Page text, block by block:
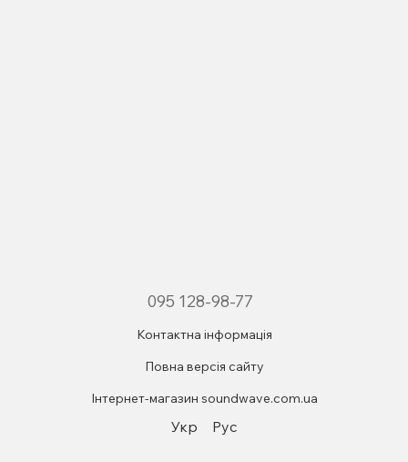
095 128-98-77
Контактна інформація
Повна версія сайту
Інтернет-магазин soundwave.com.ua
Укр Рус